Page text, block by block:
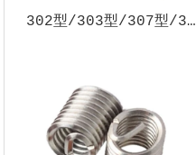
302型/303型/307型/308型/348型自攻螺套